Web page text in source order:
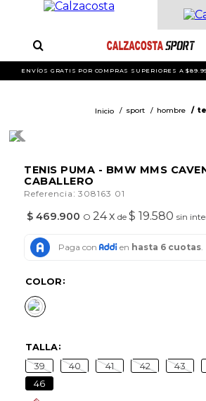
ENVÍOS GRATIS POR COMPRAS SUPERIORES A
sport hombre
TENIS PUMA - BMW MMS
CABALLERO
Referencia :308163 01
$ 469.900 O 24x de$ 19.580 sin
COLOR
TALLA
39 40 41 42 43
46